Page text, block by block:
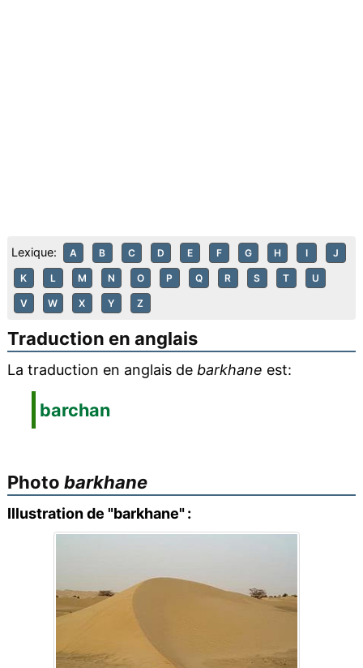
Lexique: A B C D E F G H I J
K L M N O P Q R S T U
V W X Y Z
Traduction en anglais
La traduction en anglais de barkhane est:
barchan
Photo barkhane
Illustration de "barkhane" :